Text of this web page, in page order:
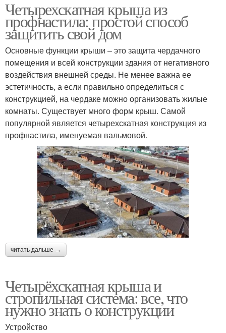
Четырехскатная крыша из
профнастила: простой способ
защитить свой дом
Основные функции крыши – это защита чердачного
помещения и всей конструкции здания от негативного
воздействия внешней среды. Не менее важна ее
эстетичность, а если правильно определиться с
конструкцией, на чердаке можно организовать жилые
комнаты. Существует много форм крыш. Самой
популярной является четырехскатная конструкция из
профнастила, именуемая вальмовой.
читать дальше →
Четырёхскатная крыша и
стропильная система: все, что
нужно знать о конструкции
Устройство